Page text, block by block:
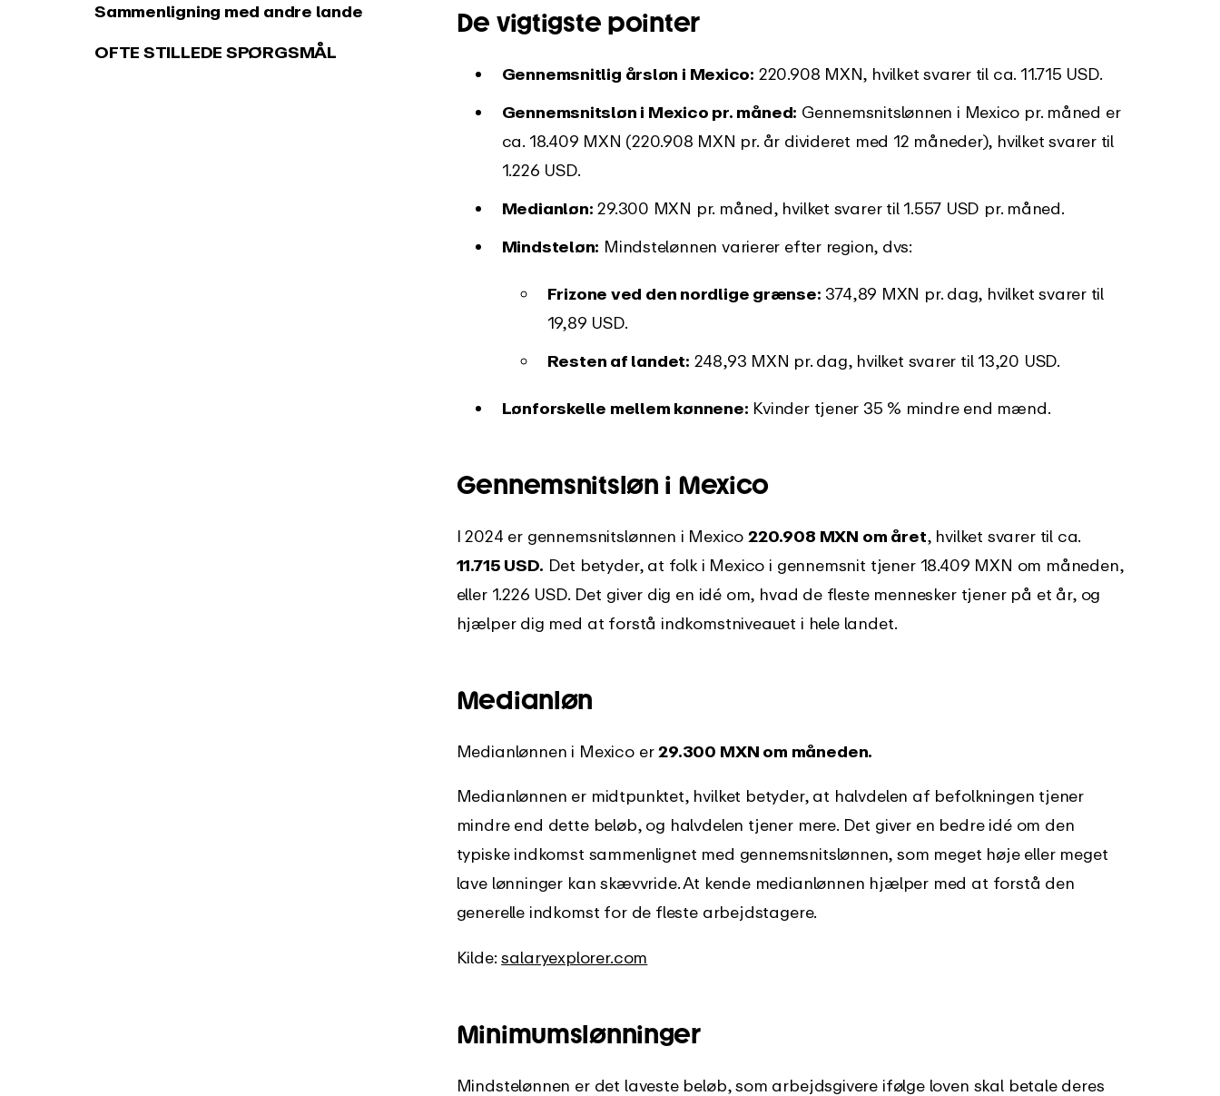
Sammenligning med andre lande
OFTE STILLEDE SPØRGSMÅL
De vigtigste pointer
Gennemsnitlig årsløn i Mexico: 220.908 MXN, hvilket svarer til ca. 11.715 USD.
Gennemsnitsløn i Mexico pr. måned: Gennemsnitslønnen i Mexico pr. måned er
ca. 18.409 MXN (220.908 MXN pr. år divideret med 12 måneder), hvilket svarer til
1.226 USD.
Medianløn: 29.300 MXN pr. måned, hvilket svarer til 1.557 USD pr. måned.
Mindsteløn: Mindstelønnen varierer efter region, dvs:
Frizone ved den nordlige grænse: 374,89 MXN pr. dag, hvilket svarer til
19,89 USD.
Resten af landet: 248,93 MXN pr. dag, hvilket svarer til 13,20 USD.
Lønforskelle mellem kønnene: Kvinder tjener 35 % mindre end mænd.
Gennemsnitsløn i Mexico
I 2024 er gennemsnitslønnen i Mexico 220.908 MXN om året, hvilket svarer til ca.
11.715 USD. Det betyder, at folk i Mexico i gennemsnit tjener 18.409 MXN om måneden,
eller 1.226 USD. Det giver dig en idé om, hvad de fleste mennesker tjener på et år, og
hjælper dig med at forstå indkomstniveauet i hele landet.
Medianløn
Medianlønnen i Mexico er 29.300 MXN om måneden.
Medianlønnen er midtpunktet, hvilket betyder, at halvdelen af befolkningen tjener
mindre end dette beløb, og halvdelen tjener mere. Det giver en bedre idé om den
typiske indkomst sammenlignet med gennemsnitslønnen, som meget høje eller meget
lave lønninger kan skævvride. At kende medianlønnen hjælper med at forstå den
generelle indkomst for de fleste arbejdstagere.
Kilde:salaryexplorer.com
Minimumslønninger
Mindstelønnen er det laveste beløb, som arbejdsgivere ifølge loven skal betale deres